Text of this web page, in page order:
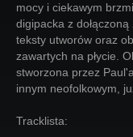
mocy i ciekawym
digipacka z
teksty utworów oraz
zawartych na płycie.
stworzona przez
innym neofolkowym,
Tracklista: